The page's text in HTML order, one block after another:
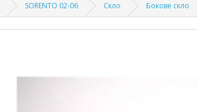
SORENTO 02-06 Скло Бокове скло